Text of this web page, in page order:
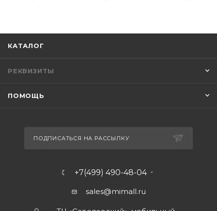
КАТАЛОГ
РЕКВИЗИТЫ
ПОМОЩЬ
ПОДПИСАТЬСЯ НА РАССЫЛКУ
+7(499) 490-48-04
sales@mimall.ru